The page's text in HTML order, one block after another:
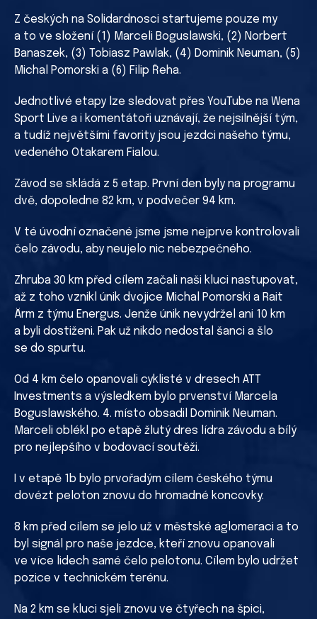
Z českých na Solidardnosci startujeme pouze my
a to ve složení (1) Marceli Boguslawski, (2) Norbert
Banaszek, (3) Tobiasz Pawlak, (4) Dominik Neuman, (5)
Michal Pomorski a (6) Filip Řeha.
Jednotlivé etapy lze sledovat přes YouTube na Wena
Sport Live a i komentátoři uznávají, že nejsilnější tým,
a tudíž největšími favority jsou jezdci našeho týmu,
vedeného Otakarem Fialou.
Závod se skládá z 5 etap. První den byly na programu
dvě, dopoledne 82 km, v podvečer 94 km.
V té úvodní označené jsme jsme nejprve kontrolovali
čelo závodu, aby neujelo nic nebezpečného.
Zhruba 30 km před cílem začali naši kluci nastupovat,
až z toho vznikl únik dvojice Michal Pomorski a Rait
Ärm z týmu Energus. Jenže únik nevydržel ani 10 km
a byli dostiženi. Pak už nikdo nedostal šanci a šlo
se do spurtu.
Od 4 km čelo opanovali cyklisté v dresech ATT
Investments a výsledkem bylo prvenství Marcela
Boguslawského. 4. místo obsadil Dominik Neuman.
Marceli oblékl po etapě žlutý dres lídra závodu a bílý
pro nejlepšího v bodovací soutěži.
I v etapě 1b bylo prvořadým cílem českého týmu
dovézt peloton znovu do hromadné koncovky.
8 km před cílem se jelo už v městské aglomeraci a to
byl signál pro naše jezdce, kteří znovu opanovali
ve více lidech samé čelo pelotonu. Cílem bylo udržet
pozice v technickém terénu.
Na 2 km se kluci sjeli znovu ve čtyřech na špici,